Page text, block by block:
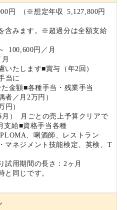
円 （※想定年収 5,127,800円
含みます。※超過分は全額支給
100,600円／月
いたします■賞与（年2回）
当に
金額■各種手当 ・残業手当
者／月2万円）
円）
）
月ごとの売上予算クリアで
支給■資格手当各種
、唎酒師、レストラン
マネジメント技能検定、英検、T
試用期間の長さ：2ヶ月
と同じです。